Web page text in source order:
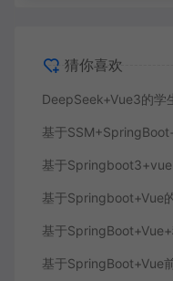
猜你喜欢